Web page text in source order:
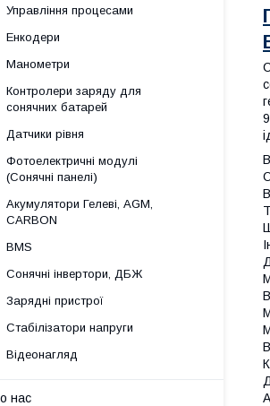
Управління процесами
Енкодери
Манометри
Контролери заряду для
сонячних батарей
Датчики рівня
Фотоелектричні модулі
(Сонячні панелі)
Акумулятори Гелеві, AGM,
CARBON
BMS
Сонячні інвертори, ДБЖ
Зарядні пристрої
Стабілізатори напруги
Відеонагляд
нас